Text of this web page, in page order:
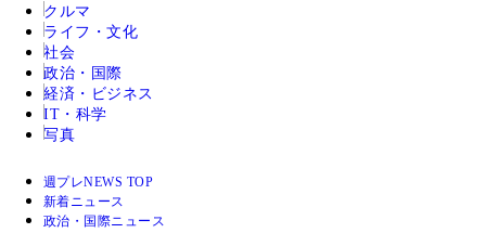
クルマ
ライフ・文化
社会
政治・国際
経済・ビジネス
IT・科学
写真
週プレNEWS TOP
新着ニュース
政治・国際ニュース